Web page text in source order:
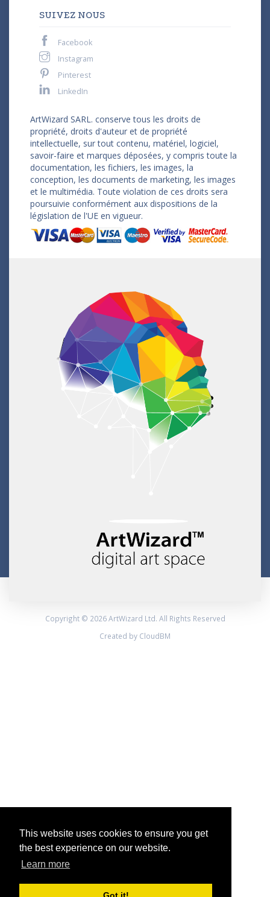
This website uses cookies to ensure you get
the best experience on our website.
Learn more
SUIVEZ NOUS
Facebook
Instagram
Pinterest
LinkedIn
ArtWizard SARL. conserve tous les droits de
propriété, droits d'auteur et de propriété
intellectuelle, sur tout contenu, matériel, logiciel,
savoir-faire et marques déposées, y compris toute la
documentation, les fichiers, les images, la
conception, les documents de marketing, les images
et le multimédia. Toute violation de ces droits sera
poursuivie conformément aux dispositions de la
législation de l'UE en vigueur.
Copyright © 2026 ArtWizard Ltd. All Rights Reserved
Created by CloudBM